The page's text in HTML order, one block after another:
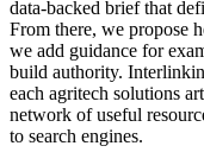
data‑backed brief that
From there, we propose
we add guidance for
build authority.
each agritech solutions
network of useful
to search engines.